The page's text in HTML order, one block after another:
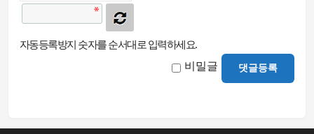
자동등록방지 숫자를 순서대로 입력하세요.
비밀글 댓글등록